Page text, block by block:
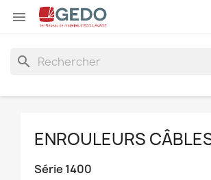

search
ENROULEURS
Série 1400